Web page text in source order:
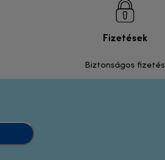
Fizetések
Biztonságos fizetés